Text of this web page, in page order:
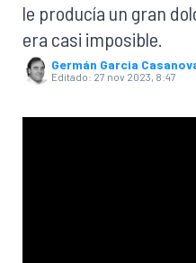
WEC
le producía un gran
era casi imposible.
Germán Garcia
Editado: 27 nov 2023, 8:47